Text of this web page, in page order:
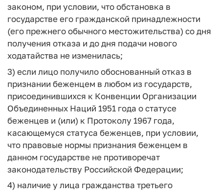
законом, при условии, что обстановка в
государстве его гражданской принадлежности
(его прежнего обычного местожительства) со дня
получения отказа и до дня подачи нового
ходатайства не изменилась;
3) если лицо получило обоснованный отказ в
признании беженцем в любом из государств,
присоединившихся к Конвенции Организации
Объединенных Наций 1951 года о статусе
беженцев и (или) к Протоколу 1967 года,
касающемуся статуса беженцев, при условии,
что правовые нормы признания беженцем в
данном государстве не противоречат
законодательству Российской Федерации;
4) наличие у лица гражданства третьего